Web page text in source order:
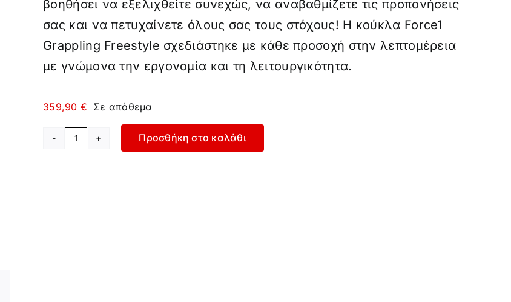
βοηθήσει να εξελιχθείτε συνεχώς, να αναβαθμίζετε τις προπονήσεις
σας και να πετυχαίνετε όλους σας τους στόχους! Η κούκλα Force1
Grappling Freestyle σχεδιάστηκε με κάθε προσοχή στην λεπτομέρεια
με γνώμονα την εργονομία και τη λειτουργικότητα.
359,90 € Σε απόθεμα
Κούκλα
Προσθήκη στο καλάθι